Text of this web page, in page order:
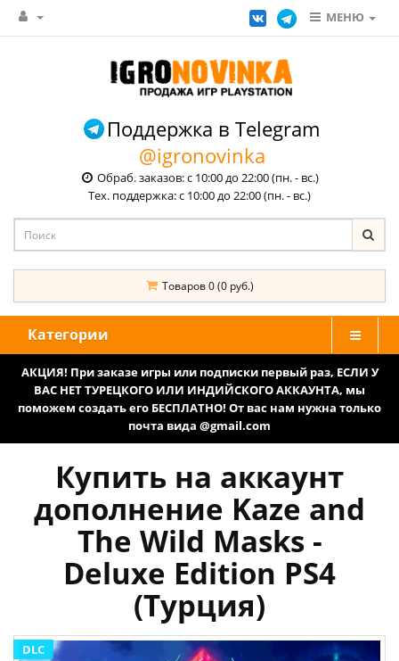
МЕНЮ
Поддержка в Telegram
@igronovinka
Обраб. заказов: с 10:00 до 22:00 (пн. - вс.)
Тех. поддержка: с 10:00 до 22:00 (пн. - вс.)
Товаров 0 (0 руб.)
Категории
АКЦИЯ! При заказе игры или подписки первый раз, ЕСЛИ У
ВАС НЕТ ТУРЕЦКОГО ИЛИ ИНДИЙСКОГО АККАУНТА, мы
поможем создать его БЕСПЛАТНО! От вас нам нужна только
почта вида @gmail.com
Купить на аккаунт
дополнение Kaze and
The Wild Masks -
Deluxe Edition PS4
(Турция)
DLC